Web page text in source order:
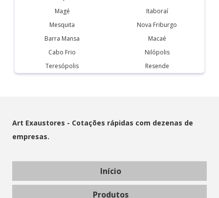
Magé
Itaboraí
Mesquita
Nova Friburgo
Barra Mansa
Macaé
Cabo Frio
Nilópolis
Teresópolis
Resende
Art Exaustores - Cotações rápidas com dezenas de
empresas.
Início
Produtos